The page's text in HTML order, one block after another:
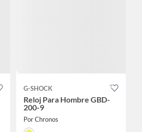
G-SHOCK
Reloj Para Hombre GBD-
200-9
Por Chronos